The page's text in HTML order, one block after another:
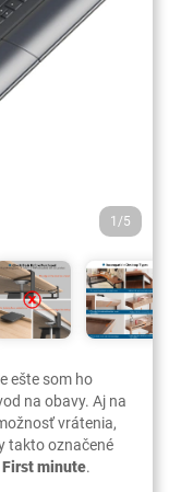
1/5
ešte som ho
na obavy. Aj na
vrátenia,
takto označené
First minute.